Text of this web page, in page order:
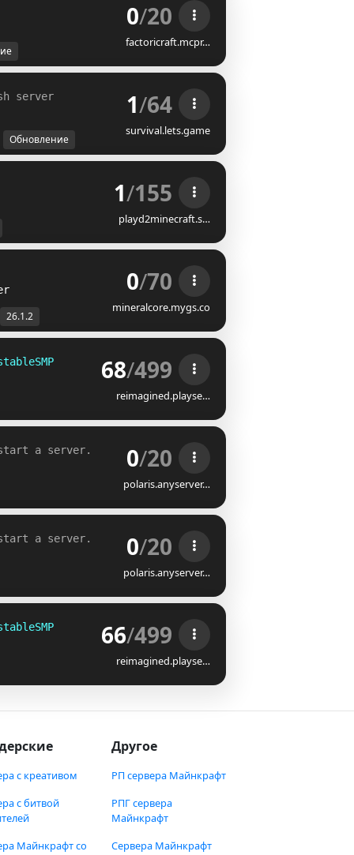
0/20
factoricraft.mcpr…
server
1/64
survival.lets.game
Обновление
1/155
playd2minecraft.s…
0/70
mineralcore.mygs.co
26.1.2
68/499
reimagined.playse…
a server. 0/20
polaris.anyserver…
a server. 0/20
polaris.anyserver…
66/499
reimagined.playse…
с креативом
с битвой
Майнкрафт со
Другое
РП сервера Майнкрафт
РПГ сервера
Майнкрафт
Сервера Майнкрафт